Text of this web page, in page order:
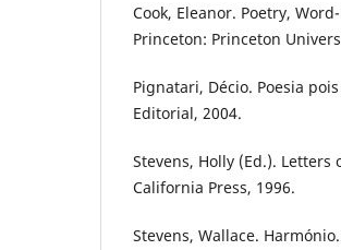
Cook, Eleanor. Poetry,
Princeton: Princeton
Pignatari, Décio. Poesia
Editorial, 2004.
Stevens, Holly (Ed.). Letters
California Press, 1996.
Stevens, Wallace.